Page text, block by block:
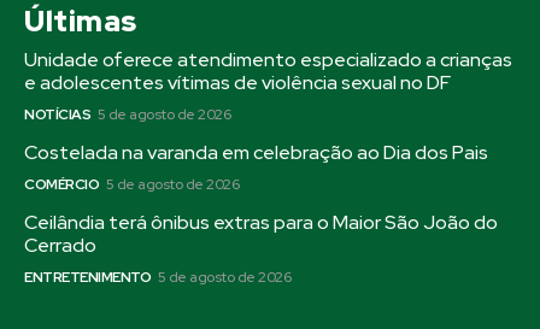
Últimas
Unidade oferece atendimento especializado a crianças
e adolescentes vítimas de violência sexual no DF
NOTÍCIAS 5 de agosto de 2026
Costelada na varanda em celebração ao Dia dos Pais
COMÉRCIO 5 de agosto de 2026
Ceilândia terá ônibus extras para o Maior São João do
Cerrado
ENTRETENIMENTO 5 de agosto de 2026